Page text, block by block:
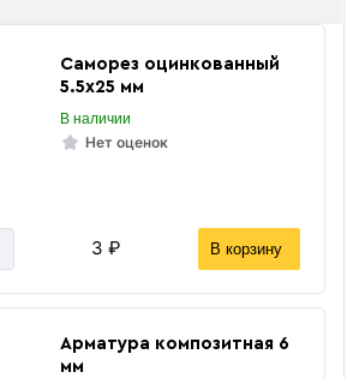
Саморез oцинкованный
5.5х25 мм
В наличии
Нет оценок
3 ₽ В корзину
Арматура композитная 6
мм